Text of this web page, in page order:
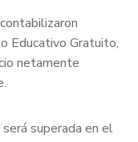
Educativo Gratuito,
netamente
superada en el